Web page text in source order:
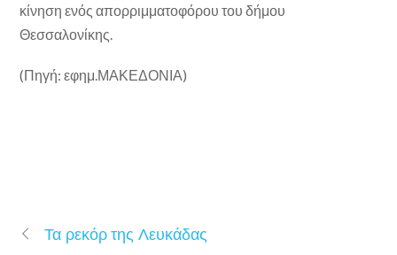
κίνηση ενός απορριμματοφόρου του δήμου
Θεσσαλονίκης.
(Πηγή: εφημ.ΜΑΚΕΔΟΝΙΑ)
Τα ρεκόρ της Λευκάδας